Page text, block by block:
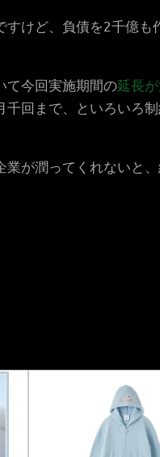
けど、負債を2千億も
て今回実施期間の延長
回まで、といろいろ
が潤ってくれないと